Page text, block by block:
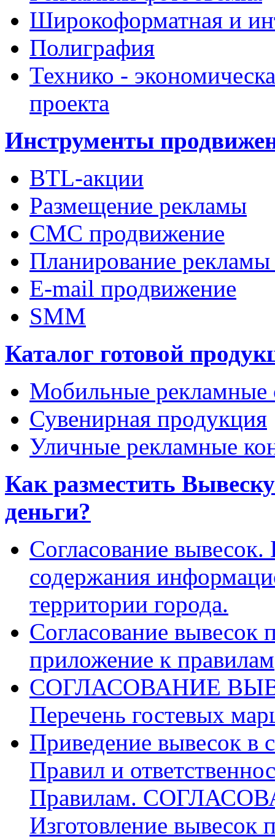
Широкоформатная и
Полиграфия
Технико -
проекта
Инструменты
BTL-акции
Размещение рекламы
СМС продвижение
Планирование
E-mail продвижение
SMM
Каталог готовой
Мобильные рекламные
Сувенирная продукция
Уличные рекламные
Как разместить
деньги?
Согласование
содержания
территории города.
Согласование вывесок
приложение к правилам
СОГЛАСОВАНИЕ
Перечень гостевых
Приведение вывесок в
Правил и
Правилам.
Изготовление вывесок